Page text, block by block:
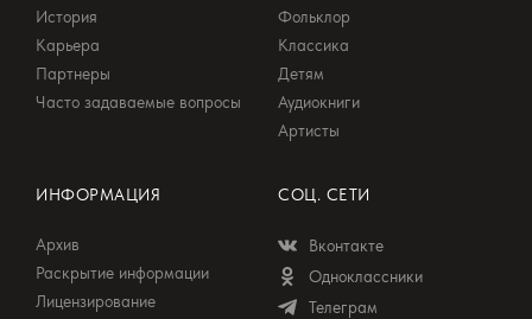
История
Карьера
Партнеры
Часто задаваемые вопросы
Фольклор
Классика
Детям
Аудиокниги
Артисты
ИНФОРМАЦИЯ
Архив
Раскрытие информации
Лицензирование
СОЦ. СЕТИ
Вконтакте
Одноклассники
Телеграм